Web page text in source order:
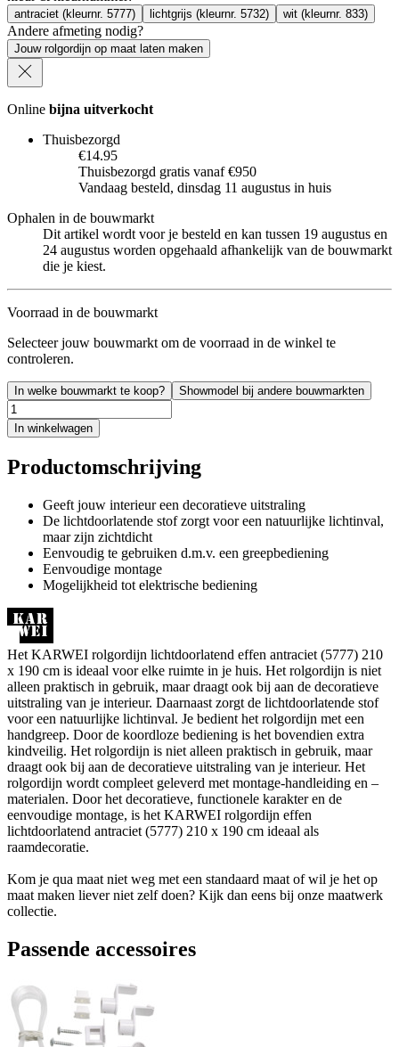
antraciet (kleurnr. 5777) lichtgrijs (kleurnr. 5732) wit (kleurnr. 833)
Andere afmeting nodig?
Jouw rolgordijn op maat laten maken
Online bijna uitverkocht
Thuisbezorgd
€14.95
Thuisbezorgd gratis vanaf €950
Vandaag besteld, dinsdag 11 augustus in huis
Ophalen in de bouwmarkt
Dit artikel wordt voor je besteld en kan tussen 19 augustus en
24 augustus worden opgehaald afhankelijk van de bouwmarkt
die je kiest.
Voorraad in de bouwmarkt
Selecteer jouw bouwmarkt om de voorraad in de winkel te
controleren.
In welke bouwmarkt te koop? Showmodel bij andere bouwmarkten
In winkelwagen
Productomschrijving
Geeft jouw interieur een decoratieve uitstraling
De lichtdoorlatende stof zorgt voor een natuurlijke lichtinval,
maar zijn zichtdicht
Eenvoudig te gebruiken d.m.v. een greepbediening
Eenvoudige montage
Mogelijkheid tot elektrische bediening
Het KARWEI rolgordijn lichtdoorlatend effen antraciet (5777) 210
x 190 cm is ideaal voor elke ruimte in je huis. Het rolgordijn is niet
alleen praktisch in gebruik, maar draagt ook bij aan de decoratieve
uitstraling van je interieur. Daarnaast zorgt de lichtdoorlatende stof
voor een natuurlijke lichtinval. Je bedient het rolgordijn met een
handgreep. Door de koordloze bediening is het bovendien extra
kindveilig. Het rolgordijn is niet alleen praktisch in gebruik, maar
draagt ook bij aan de decoratieve uitstraling van je interieur. Het
rolgordijn wordt compleet geleverd met montage-handleiding en –
materialen. Door het decoratieve, functionele karakter en de
eenvoudige montage, is het KARWEI rolgordijn effen
lichtdoorlatend antraciet (5777) 210 x 190 cm ideaal als
raamdecoratie.
Kom je qua maat niet weg met een standaard maat of wil je het op
maat maken liever niet zelf doen? Kijk dan eens bij onze maatwerk
collectie.
Passende accessoires